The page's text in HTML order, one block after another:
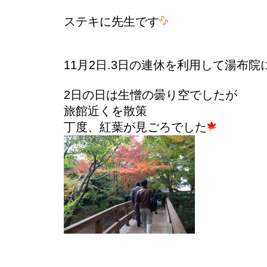
ステキに先生です
11月2日.3日の連休を利用して湯布院
2日の日は生憎の曇り空でしたが
旅館近くを散策
丁度、紅葉が見ごろでした